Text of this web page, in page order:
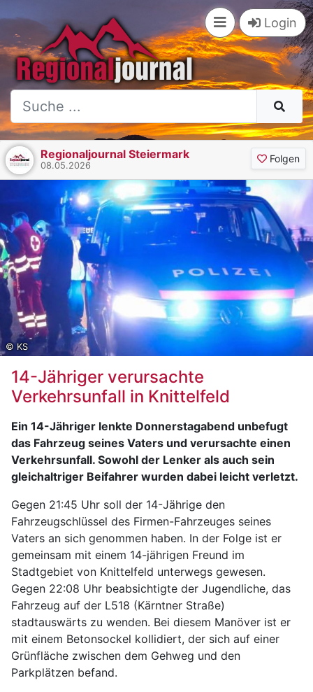
Login
Regionaljournal Steiermark
08.05.2026
Folgen
© KS
14-Jähriger verursachte
Verkehrsunfall in Knittelfeld
Ein 14-Jähriger lenkte Donnerstagabend unbefugt
das Fahrzeug seines Vaters und verursachte einen
Verkehrsunfall. Sowohl der Lenker als auch sein
gleichaltriger Beifahrer wurden dabei leicht verletzt.
Gegen 21:45 Uhr soll der 14-Jährige den
Fahrzeugschlüssel des Firmen-Fahrzeuges seines
Vaters an sich genommen haben. In der Folge ist er
gemeinsam mit einem 14-jährigen Freund im
Stadtgebiet von Knittelfeld unterwegs gewesen.
Gegen 22:08 Uhr beabsichtigte der Jugendliche, das
Fahrzeug auf der L518 (Kärntner Straße)
stadtauswärts zu wenden. Bei diesem Manöver ist er
mit einem Betonsockel kollidiert, der sich auf einer
Grünfläche zwischen dem Gehweg und den
Parkplätzen befand.